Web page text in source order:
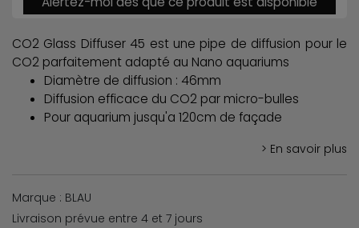
CO2 Glass Diffuser 45 est une pipe de diffusion pour le
CO2 parfaitement adapté au Nano aquariums
Diamètre de diffusion : 46mm
Diffusion efficace du CO2 par micro-bulles
Pour aquarium jusqu'a 120cm de façade
> En savoir plus
Marque : BLAU
Livraison prévue entre 4 et 7 jours